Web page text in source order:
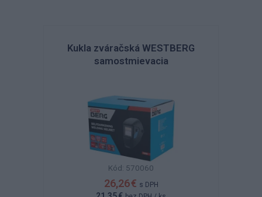
Kukla zváračská WESTBERG
samostmievacia
Kód: 570060
26,26 € s DPH